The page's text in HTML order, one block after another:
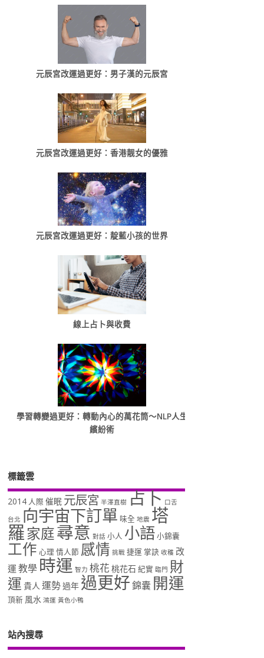
元辰宮改運過更好：男子漢的元辰宮
元辰宮改運過更好：香港靓女的優雅
元辰宮改運過更好：靛藍小孩的世界
線上占卜與收費
學習轉變過更好：轉動內心的萬花筒～NLP人生
繽紛術
標籤雲
2014 人際 催眠 元辰宮 半澤直樹 占卜 口舌
台北 向宇宙下訂單 味全 地震 塔
羅家庭尋意 對話 小人 小語 小錦囊
工作 心理 情人節 感情 挑戰 捷運 掌訣 收穫 改
運 教學 時運 智力 桃花 桃花石 紀實 臨門 財
運 貴人 運勢過年 過更好錦囊 開運
頂新 風水 鴻運 黃色小鴨
站內搜尋